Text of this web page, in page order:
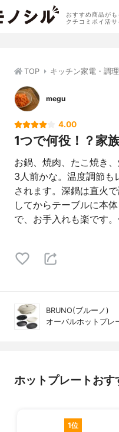
おすすめ商品がも
クチコミポイ活サ
TOP キッチン家電・調
megu
4.00
1つで何役！？家
お鍋、焼肉、たこ焼き
3人前かな。温度調節も
されます。深鍋は直火
してからテーブルに本
で、お手入れも楽です
BRUNO(ブルーノ)
オーバルホットプレ
ホットプレートお
1位